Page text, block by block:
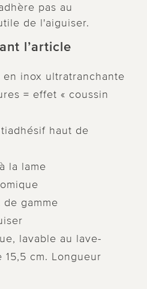
pas au
de l'aiguiser.
l’article
en inox ultratranchante
= effet « coussin
haut de
la lame
gamme
lavable au lave-
15,5 cm. Longueur